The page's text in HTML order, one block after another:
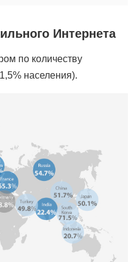
Интернета
по количеству
населения).